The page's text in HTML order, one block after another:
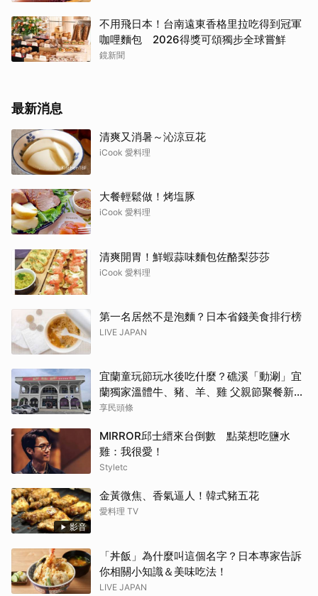
不用飛日本！台南遠東香格里拉吃得到冠軍
咖哩麵包 2026得獎可頌獨步全球嘗鮮
鏡新聞
最新消息
清爽又消暑～沁涼豆花
iCook 愛料理
大餐輕鬆做！烤塩豚
iCook 愛料理
清爽開胃！鮮蝦蒜味麵包佐酪梨莎莎
iCook 愛料理
第一名居然不是泡麵？日本省錢美食排行榜
LIVE JAPAN
宜蘭童玩節玩水後吃什麼？礁溪「動涮」宜
蘭獨家溫體牛、豬、羊、雞 父親節聚餐新選
擇
享民頭條
MIRROR邱士縉來台倒數 點菜想吃鹽水
雞：我很愛！
Styletc
影音
金黃微焦、香氣逼人！韓式豬五花
愛料理 TV
「丼飯」為什麼叫這個名字？日本專家告訴
你相關小知識＆美味吃法！
LIVE JAPAN